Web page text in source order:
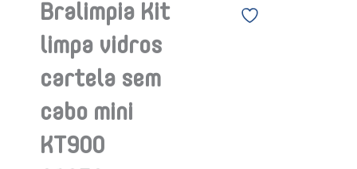
Bralimpia Kit
limpa vidros
cartela sem
cabo mini
KT900